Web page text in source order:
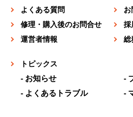
よくある質問
お
修理・購入後のお問合せ
採
運営者情報
総
トピックス
お知らせ
よくあるトラブル